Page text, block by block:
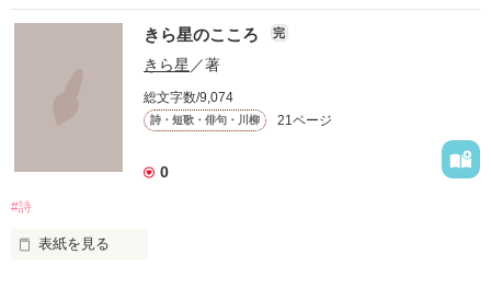
いろんな
アクレコ×ＰＯＥＭ
画像や有名なマンガの
きら星のこころ 完
きら星 ／著
総文字数/9,074
詩・短歌・俳句・川柳 21ページ
0
#詩
表紙を見る